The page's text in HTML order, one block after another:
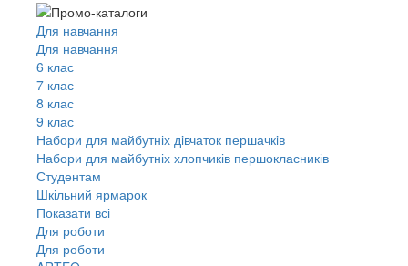
Для навчання
Для навчання
6 клас
7 клас
8 клас
9 клас
Набори для майбутніх дiвчаток першачкiв
Набори для майбутніх хлопчиків першокласників
Студентам
Шкільний ярмарок
Показати всі
Для роботи
Для роботи